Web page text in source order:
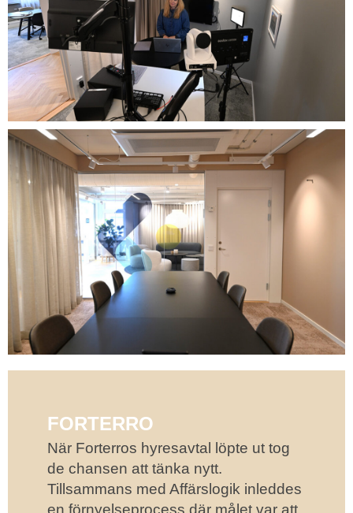
FORTERRO
När Forterros hyresavtal löpte ut tog
de chansen att tänka nytt.
Tillsammans med Affärslogik inleddes
en förnyelseprocess där målet var att